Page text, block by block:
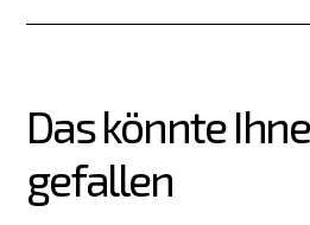
Das könnte
gefallen